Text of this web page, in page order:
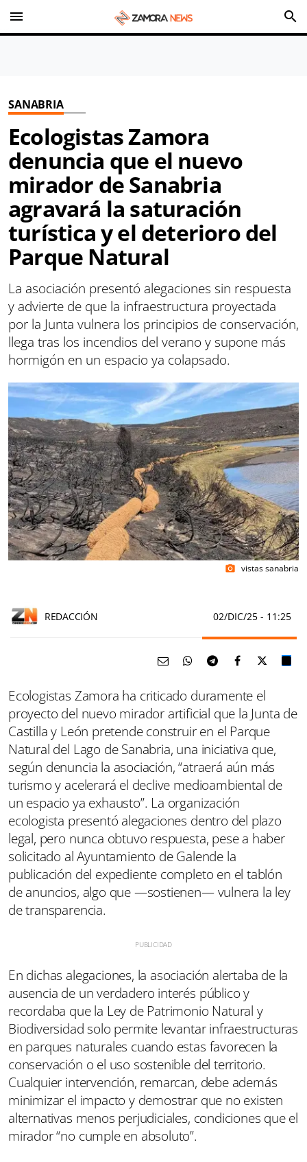
menu search
SANABRIA
Ecologistas Zamora
denuncia que el nuevo
mirador de Sanabria
agravará la saturación
turística y el deterioro del
Parque Natural
La asociación presentó alegaciones sin respuesta
y advierte de que la infraestructura proyectada
por la Junta vulnera los principios de conservación,
llega tras los incendios del verano y supone más
hormigón en un espacio ya colapsado.
photo_camera vistas sanabria
REDACCIÓN 02/DIC/25 - 11:25
Ecologistas Zamora ha criticado duramente el
proyecto del nuevo mirador artificial que la Junta de
Castilla y León pretende construir en el Parque
Natural del Lago de Sanabria, una iniciativa que,
según denuncia la asociación, “atraerá aún más
turismo y acelerará el declive medioambiental de
un espacio ya exhausto”. La organización
ecologista presentó alegaciones dentro del plazo
legal, pero nunca obtuvo respuesta, pese a haber
solicitado al Ayuntamiento de Galende la
publicación del expediente completo en el tablón
de anuncios, algo que —sostienen— vulnera la ley
de transparencia.
En dichas alegaciones, la asociación alertaba de la
ausencia de un verdadero interés público y
recordaba que la Ley de Patrimonio Natural y
Biodiversidad solo permite levantar infraestructuras
en parques naturales cuando estas favorecen la
conservación o el uso sostenible del territorio.
Cualquier intervención, remarcan, debe además
minimizar el impacto y demostrar que no existen
alternativas menos perjudiciales, condiciones que el
mirador “no cumple en absoluto”.